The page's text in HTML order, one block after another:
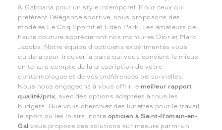
& Gabbana pour un style intemporel. Pour ceux qui
préfèrent l'élégance sportive, nous proposons des
modèles Le Coq Sportif et Eden Park. Les amateurs de
haute couture apprécieront nos montures Dior et Marc
Jacobs. Notre équipe d'opticiens expérimentés vous
guidera pour trouver la paire qui vous convient le mieux,
en tenant compte de la prescription de votre
ophtalmologue et de vos préférences personnelles.
Nous nous engageons à vous offrir le meilleur rapport
qualité/prix , avec des options adaptées à tous les
budgets. Que vous cherchiez des lunettes pour le travail,
le sport ou les loisirs, notre opticien à Saint-Romain-en-
Gal vous propose des solutions sur mesure parmi un